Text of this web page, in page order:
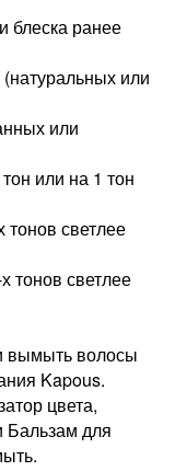
блеска ранее
или
или
или на 1 тон
светлее
тонов светлее
вымыть волосы
Kapous.
цвета,
Бальзам для